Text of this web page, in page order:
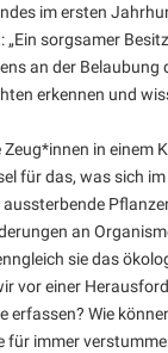
im ersten
sorgsamer
an der Belaubung
erkennen und
in einem
für das, was sich
an
sie das
vor einer
erfassen? Wie
für immer